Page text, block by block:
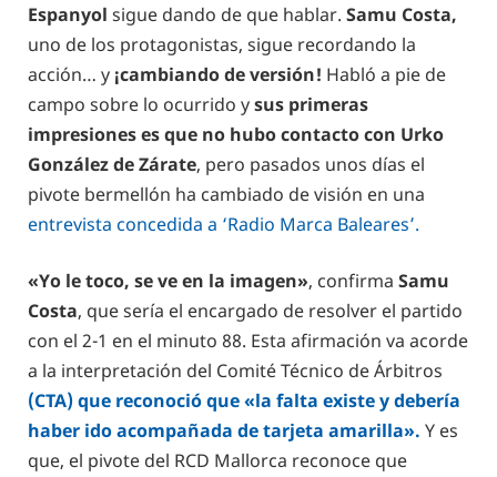
Espanyol sigue dando de que hablar. Samu Costa,
uno de los protagonistas, sigue recordando la
acción… y ¡cambiando de versión! Habló a pie de
campo sobre lo ocurrido ysus primeras
impresiones es que no hubo contacto con Urko
González de Zárate, pero pasados unos días el
pivote bermellón ha cambiado de visión en una
entrevista concedida a ‘Radio Marca Baleares’.
«Yo le toco, se ve en la imagen», confirma Samu
Costa, que sería el encargado de resolver el partido
con el 2-1 en el minuto 88. Esta afirmación va acorde
a la interpretación del Comité Técnico de Árbitros
(CTA) que reconoció que «la falta existe y debería
haber ido acompañada de tarjeta amarilla». Y es
que, el pivote del RCD Mallorca reconoce que